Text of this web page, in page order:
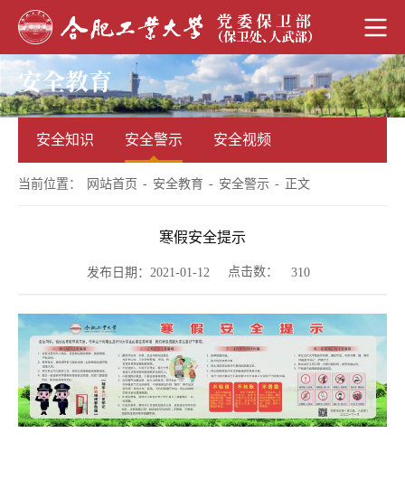
安全教育
安全知识 安全警示 安全视频
当前位置： 网站首页 - 安全教育 - 安全警示 - 正文
寒假安全提示
发布日期：2021-01-12 点击数： 310